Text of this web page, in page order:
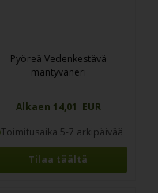
Pyöreä Vedenkestävä
mäntyvaneri
Alkaen 14,01 EUR
Toimitusaika 5-7 arkipäivää
Tilaa täältä